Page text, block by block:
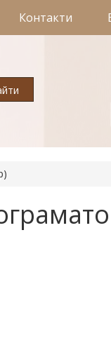
Контакти